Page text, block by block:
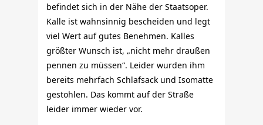
befindet sich in der Nähe der Staatsoper.
Kalle ist wahnsinnig bescheiden und legt
viel Wert auf gutes Benehmen. Kalles
größter Wunsch ist, „nicht mehr draußen
pennen zu müssen“. Leider wurden ihm
bereits mehrfach Schlafsack und Isomatte
gestohlen. Das kommt auf der Straße
leider immer wieder vor.